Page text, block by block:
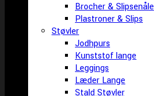
Brocher & Slipsenåle
Plastroner & Slips
Støvler
Jodhpurs
Kunststof lange
Leggings
Læder Lange
Stald Støvler